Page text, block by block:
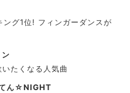
グ1位! フィンガーダンスが
たくなる人気曲
ん☆NIGHT